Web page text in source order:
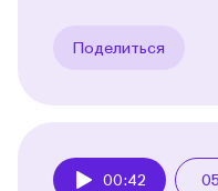
Поделиться
00:42